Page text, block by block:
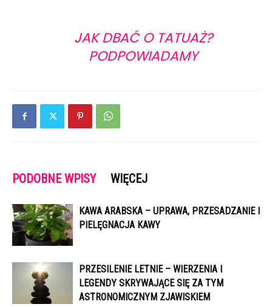
JAK DBAĆ O TATUAŻ?
PODPOWIADAMY
PODOBNE WPISY WIĘCEJ
KAWA ARABSKA – UPRAWA, PRZESADZANIE I
PIELĘGNACJA KAWY
PRZESILENIE LETNIE – WIERZENIA I
LEGENDY SKRYWAJĄCE SIĘ ZA TYM
ASTRONOMICZNYM ZJAWISKIEM